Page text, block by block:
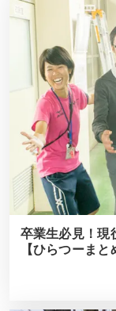
卒業生必見！現
【ひらつーまと